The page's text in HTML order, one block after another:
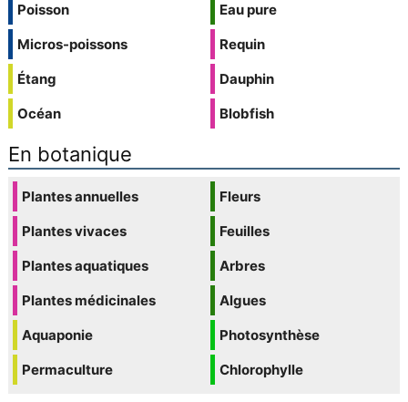
Poisson
Micros-poissons
Étang
Océan
Eau pure
Requin
Dauphin
Blobfish
En botanique
Plantes annuelles
Plantes vivaces
Plantes aquatiques
Plantes médicinales
Aquaponie
Permaculture
Fleurs
Feuilles
Arbres
Algues
Photosynthèse
Chlorophylle